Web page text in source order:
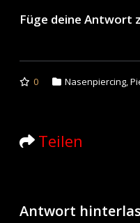
Füge deine Antwort
0 Nasenpiercing
Teilen
Antwort